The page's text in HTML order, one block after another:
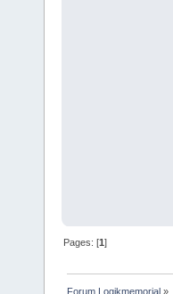
Pages: [1]
Forum Logikmemorial »